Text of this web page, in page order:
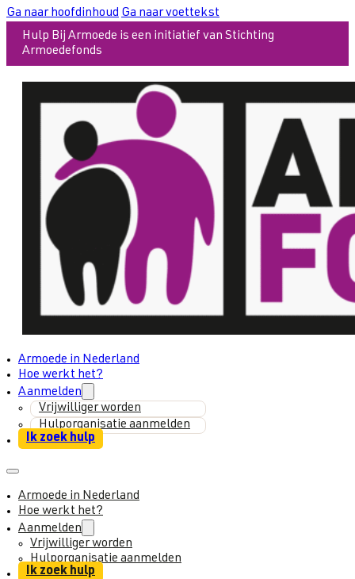
Ga naar hoofdinhoud Ga naar voettekst
Hulp Bij Armoede is een initiatief van Stichting
Armoedefonds
Armoede in Nederland
Hoe werkt het?
Aanmelden
Vrijwilliger worden
Hulporganisatie aanmelden
Ik zoek hulp
Armoede in Nederland
Hoe werkt het?
Aanmelden
Vrijwilliger worden
Hulporganisatie aanmelden
Ik zoek hulp